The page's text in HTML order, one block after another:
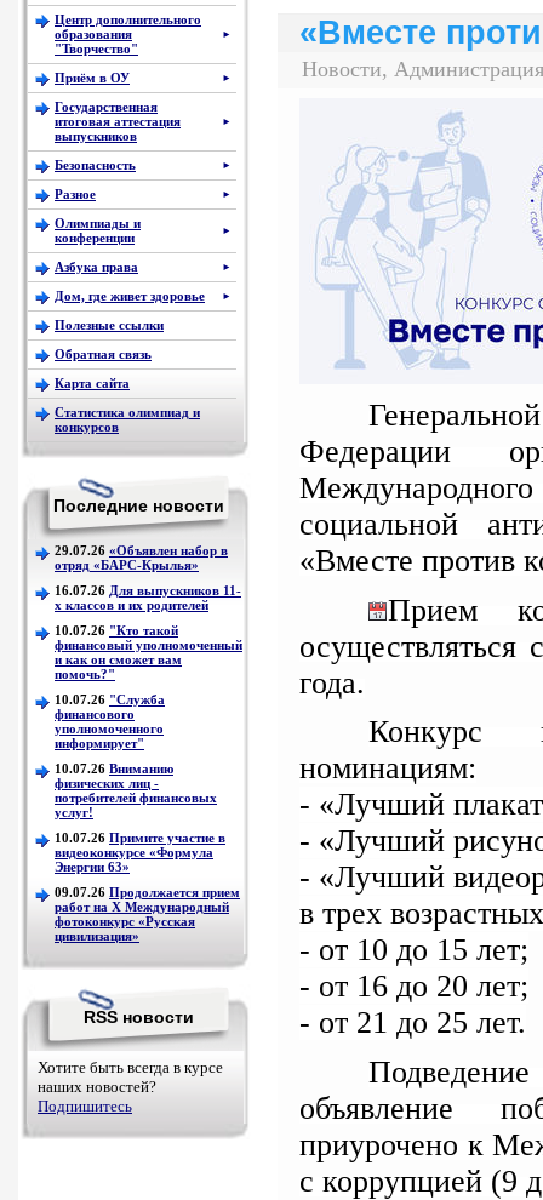
«Вместе
Новости,
Федерации
социальной
«Вместе против
Прием
года.
Конкурс
номинациям:
- «Лучший
- «Лучший
- «Лучший
в трех
- от 10 до 15 лет;
- от 16 до 20 лет;
- от 21 до 25 лет.
объявление
приурочено к
с коррупцией (9
Центр дополнительного
образования
"Творчество"
►
Приём в ОУ ►
Государственная
итоговая аттестация
выпускников
►
Безопасность ►
Разное ►
Олимпиады и
конференции
►
Азбука права ►
Дом, где живет здоровье ►
Полезные ссылки
Обратная связь
Карта сайта
Статистика олимпиад и
конкурсов
Последние новости
29.07.26 «Объявлен набор в
отряд «БАРС-Крылья»
16.07.26 Для выпускников 11-
х классов и их родителей
10.07.26 "Кто такой
финансовый уполномоченный
и как он сможет вам
помочь?"
10.07.26 "Служба
финансового
уполномоченного
информирует"
10.07.26 Вниманию
физических лиц -
потребителей финансовых
услуг!
10.07.26 Примите участие в
видеоконкурсе «Формула
Энергии 63»
09.07.26 Продолжается прием
работ на Х Международный
фотоконкурс «Русская
цивилизация»
RSS новости
Хотите быть всегда в курсе
наших новостей?
Подпишитесь